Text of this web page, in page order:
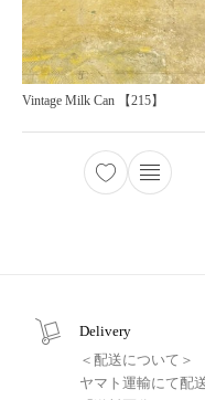
Vintage Milk Can 【215】
Delivery
＜配送について＞
ヤマト運輸にて配